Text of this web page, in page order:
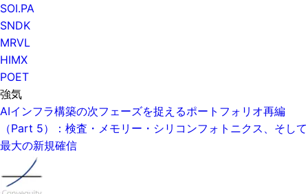
SOI.PA
SNDK
MRVL
HIMX
POET
強気
AIインフラ構築の次フェーズを捉えるポートフォリオ再編
（Part 5）：検査・メモリー・シリコンフォトニクス、そして
最大の新規確信